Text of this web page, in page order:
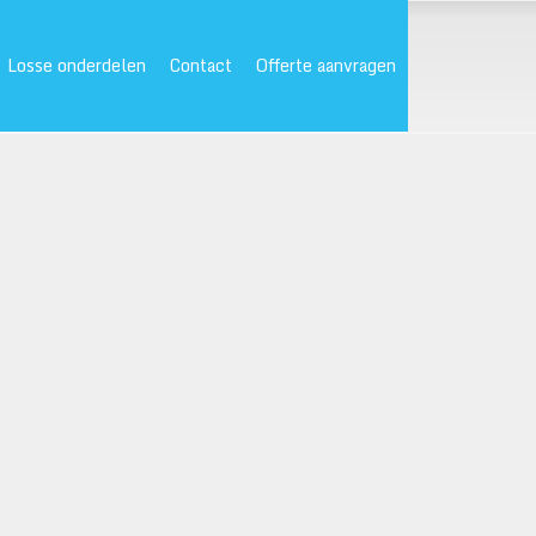
Losse onderdelen Contact Offerte aanvragen